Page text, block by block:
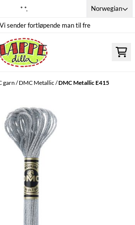
* *. Norwegian
sender fortløpende man til fre
garn/DMC Metallic /DMC Metallic E415